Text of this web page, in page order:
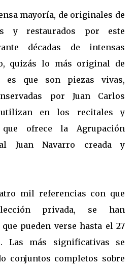
mayoría, de originales de
y restaurados por este
décadas de intensas
quizás lo más original de
es que son piezas vivas,
por Juan Carlos
en los recitales y
que ofrece la Agrupación
Juan Navarro creada y
mil referencias con que
privada, se han
pueden verse hasta el 27
Las más significativas se
conjuntos completos sobre